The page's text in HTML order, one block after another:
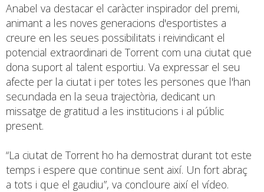
Anabel va destacar el caràcter inspirador del premi,
animant a les noves generacions d'esportistes a
creure en les seues possibilitats i reivindicant el
potencial extraordinari de Torrent com una ciutat que
dona suport al talent esportiu. Va expressar el seu
afecte per la ciutat i per totes les persones que l'han
secundada en la seua trajectòria, dedicant un
missatge de gratitud a les institucions i al públic
present.
“La ciutat de Torrent ho ha demostrat durant tot este
temps i espere que continue sent així. Un fort abraç
a tots i que el gaudiu”, va concloure així el vídeo.